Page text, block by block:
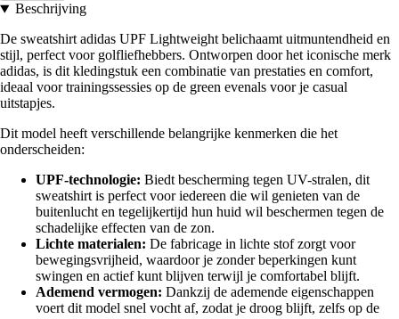
Beschrijving
De sweatshirt adidas UPF Lightweight belichaamt uitmuntendheid en
stijl, perfect voor golfliefhebbers. Ontworpen door het iconische merk
adidas, is dit kledingstuk een combinatie van prestaties en comfort,
ideaal voor trainingssessies op de green evenals voor je casual
uitstapjes.
Dit model heeft verschillende belangrijke kenmerken die het
onderscheiden:
UPF-technologie: Biedt bescherming tegen UV-stralen, dit
sweatshirt is perfect voor iedereen die wil genieten van de
buitenlucht en tegelijkertijd hun huid wil beschermen tegen de
schadelijke effecten van de zon.
Lichte materialen: De fabricage in lichte stof zorgt voor
bewegingsvrijheid, waardoor je zonder beperkingen kunt
swingen en actief kunt blijven terwijl je comfortabel blijft.
Ademend vermogen: Dankzij de ademende eigenschappen
voert dit model snel vocht af, zodat je droog blijft, zelfs op de